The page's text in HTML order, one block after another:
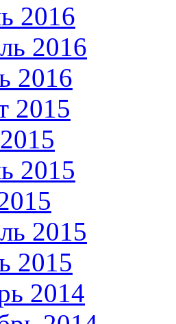
2016
2016
2016
2015
2015
2015
2015
2014